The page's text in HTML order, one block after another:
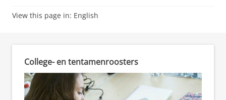
View this page in: English
College- en tentamenroosters